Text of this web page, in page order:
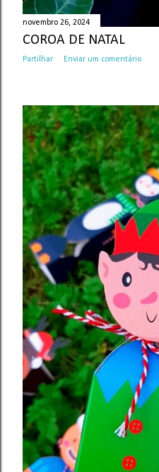
novembro 26, 2024
COROA DE NATAL
Partilhar Enviar um comentário